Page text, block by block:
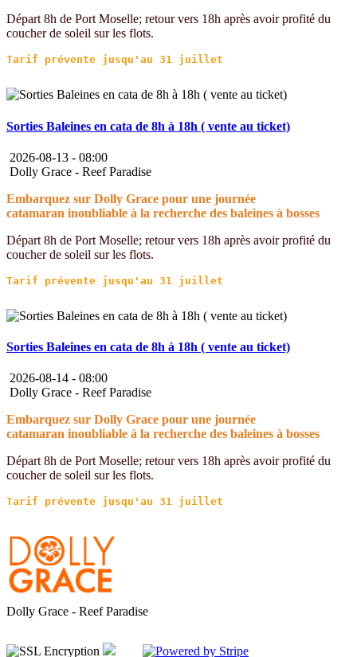
Départ 8h de Port Moselle; retour vers 18h après avoir profité du
coucher de soleil sur les flots.
Sorties Baleines en cata de 8h à 18h ( vente au ticket)
2026-08-13 - 08:00
Dolly Grace - Reef Paradise
Embarquez sur Dolly Grace pour une journée
catamaran inoubliable à la recherche des baleines à bosses
Départ 8h de Port Moselle; retour vers 18h après avoir profité du
coucher de soleil sur les flots.
Sorties Baleines en cata de 8h à 18h ( vente au ticket)
2026-08-14 - 08:00
Dolly Grace - Reef Paradise
Embarquez sur Dolly Grace pour une journée
catamaran inoubliable à la recherche des baleines à bosses
Départ 8h de Port Moselle; retour vers 18h après avoir profité du
coucher de soleil sur les flots.
Dolly Grace - Reef Paradise